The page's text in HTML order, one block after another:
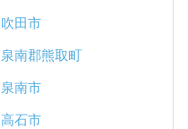
吹田市
泉南郡熊取町
泉南市
高石市